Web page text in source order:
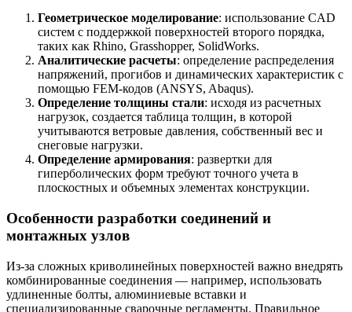
Геометрическое моделирование: использование CAD
систем с поддержкой поверхностей второго порядка,
таких как Rhino, Grasshopper, SolidWorks.
Аналитические расчеты: определение распределения
напряжений, прогибов и динамических характеристик с
помощью FEM-кодов (ANSYS, Abaqus).
Определение толщины стали: исходя из расчетных
нагрузок, создается таблица толщин, в которой
учитываются ветровые давления, собственный вес и
снеговые нагрузки.
Определение армирования: развертки для
гиперболических форм требуют точного учета в
плоскостных и объемных элементах конструкции.
Особенности разработки соединений и
монтажных узлов
Из-за сложных криволинейных поверхностей важно внедрять
комбинированные соединения — например, использовать
удлиненные болты, алюминиевые вставки и
специализированные сварочные регламенты. Правильное